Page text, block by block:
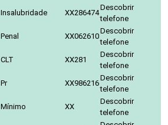
Insalubridade XX286474
Descobrir
telefone
Penal XX062610
Descobrir
telefone
CLT XX281
Descobrir
telefone
Pr XX986216
Descobrir
telefone
Mínimo XX
Descobrir
telefone